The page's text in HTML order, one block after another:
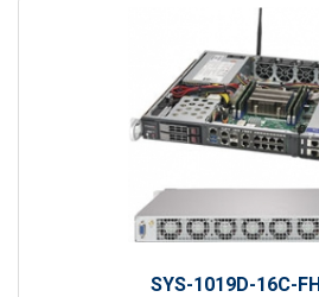
SYS-1019D-16C-